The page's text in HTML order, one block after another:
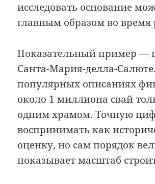
исследовать основание
главным образом во время
Показательный пример —
Санта-Мария-делла-
популярных описаниях
около 1 миллиона свай
одним храмом. Точную
воспринимать как
оценку, но сам порядок
показывает масштаб